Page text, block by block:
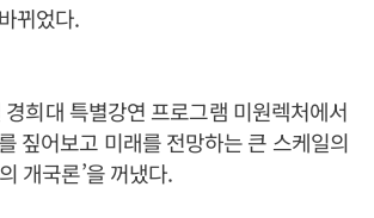
뀌었다.
희대 특별강연 프로그램 미원렉처에서
짚어보고 미래를 전망하는 큰 스케일의
개국론’을 꺼냈다.